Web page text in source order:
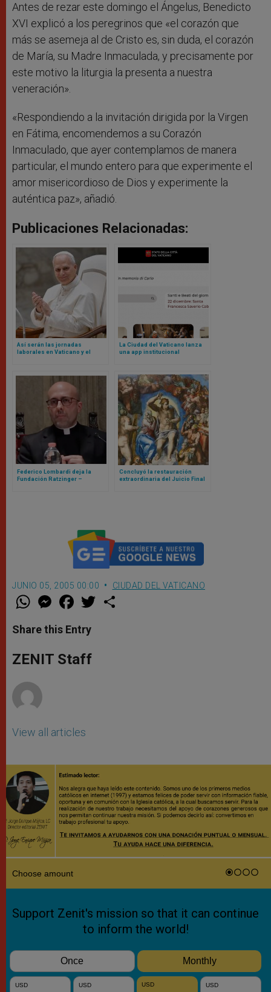
Antes de rezar este domingo el Ángelus, Benedicto
XVI explicó a los peregrinos que «el corazón que
más se asemeja al de Cristo es, sin duda, el corazón
de María, su Madre Inmaculada, y precisamente por
este motivo la liturgia la presenta a nuestra
veneración».
«Respondiendo a la invitación dirigida por la Virgen
en Fátima, encomendemos a su Corazón
Inmaculado, que ayer contemplamos de manera
particular, el mundo entero para que experimente el
amor misericordioso de Dios y experimente la
auténtica paz», añadió.
Publicaciones Relacionadas:
Así serán las jornadas
laborales en Vaticano y el
La Ciudad del Vaticano lanza
una app institucional
Federico Lombardi deja la
Fundación Ratzinger –
Concluyó la restauración
extraordinaria del Juicio Final
JUNIO 05, 2005 00:00 CIUDAD DEL VATICANO
W
t
s
p
p
M
e
s
e
g
e
F
a
e
b
o
k
w
Share this Entry
ZENIT Staff
View all articles